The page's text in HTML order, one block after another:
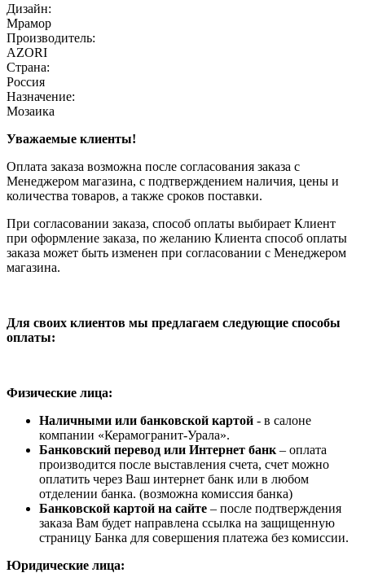
Дизайн:
Мрамор
Производитель:
AZORI
Страна:
Россия
Назначение:
Мозаика
Уважаемые клиенты!
Оплата заказа возможна после согласования заказа с
Менеджером магазина, с подтверждением наличия, цены и
количества товаров, а также сроков поставки.
При согласовании заказа, способ оплаты выбирает Клиент
при оформление заказа, по желанию Клиента способ оплаты
заказа может быть изменен при согласовании с Менеджером
магазина.
Для своих клиентов мы предлагаем следующие способы
оплаты:
Физические лица:
Наличными или банковской картой - в салоне
компании «Керамогранит-Урала».
Банковский перевод или Интернет банк – оплата
производится после выставления счета, счет можно
оплатить через Ваш интернет банк или в любом
отделении банка. (возможна комиссия банка)
Банковской картой на сайте – после подтверждения
заказа Вам будет направлена ссылка на защищенную
страницу Банка для совершения платежа без комиссии.
Юридические лица: